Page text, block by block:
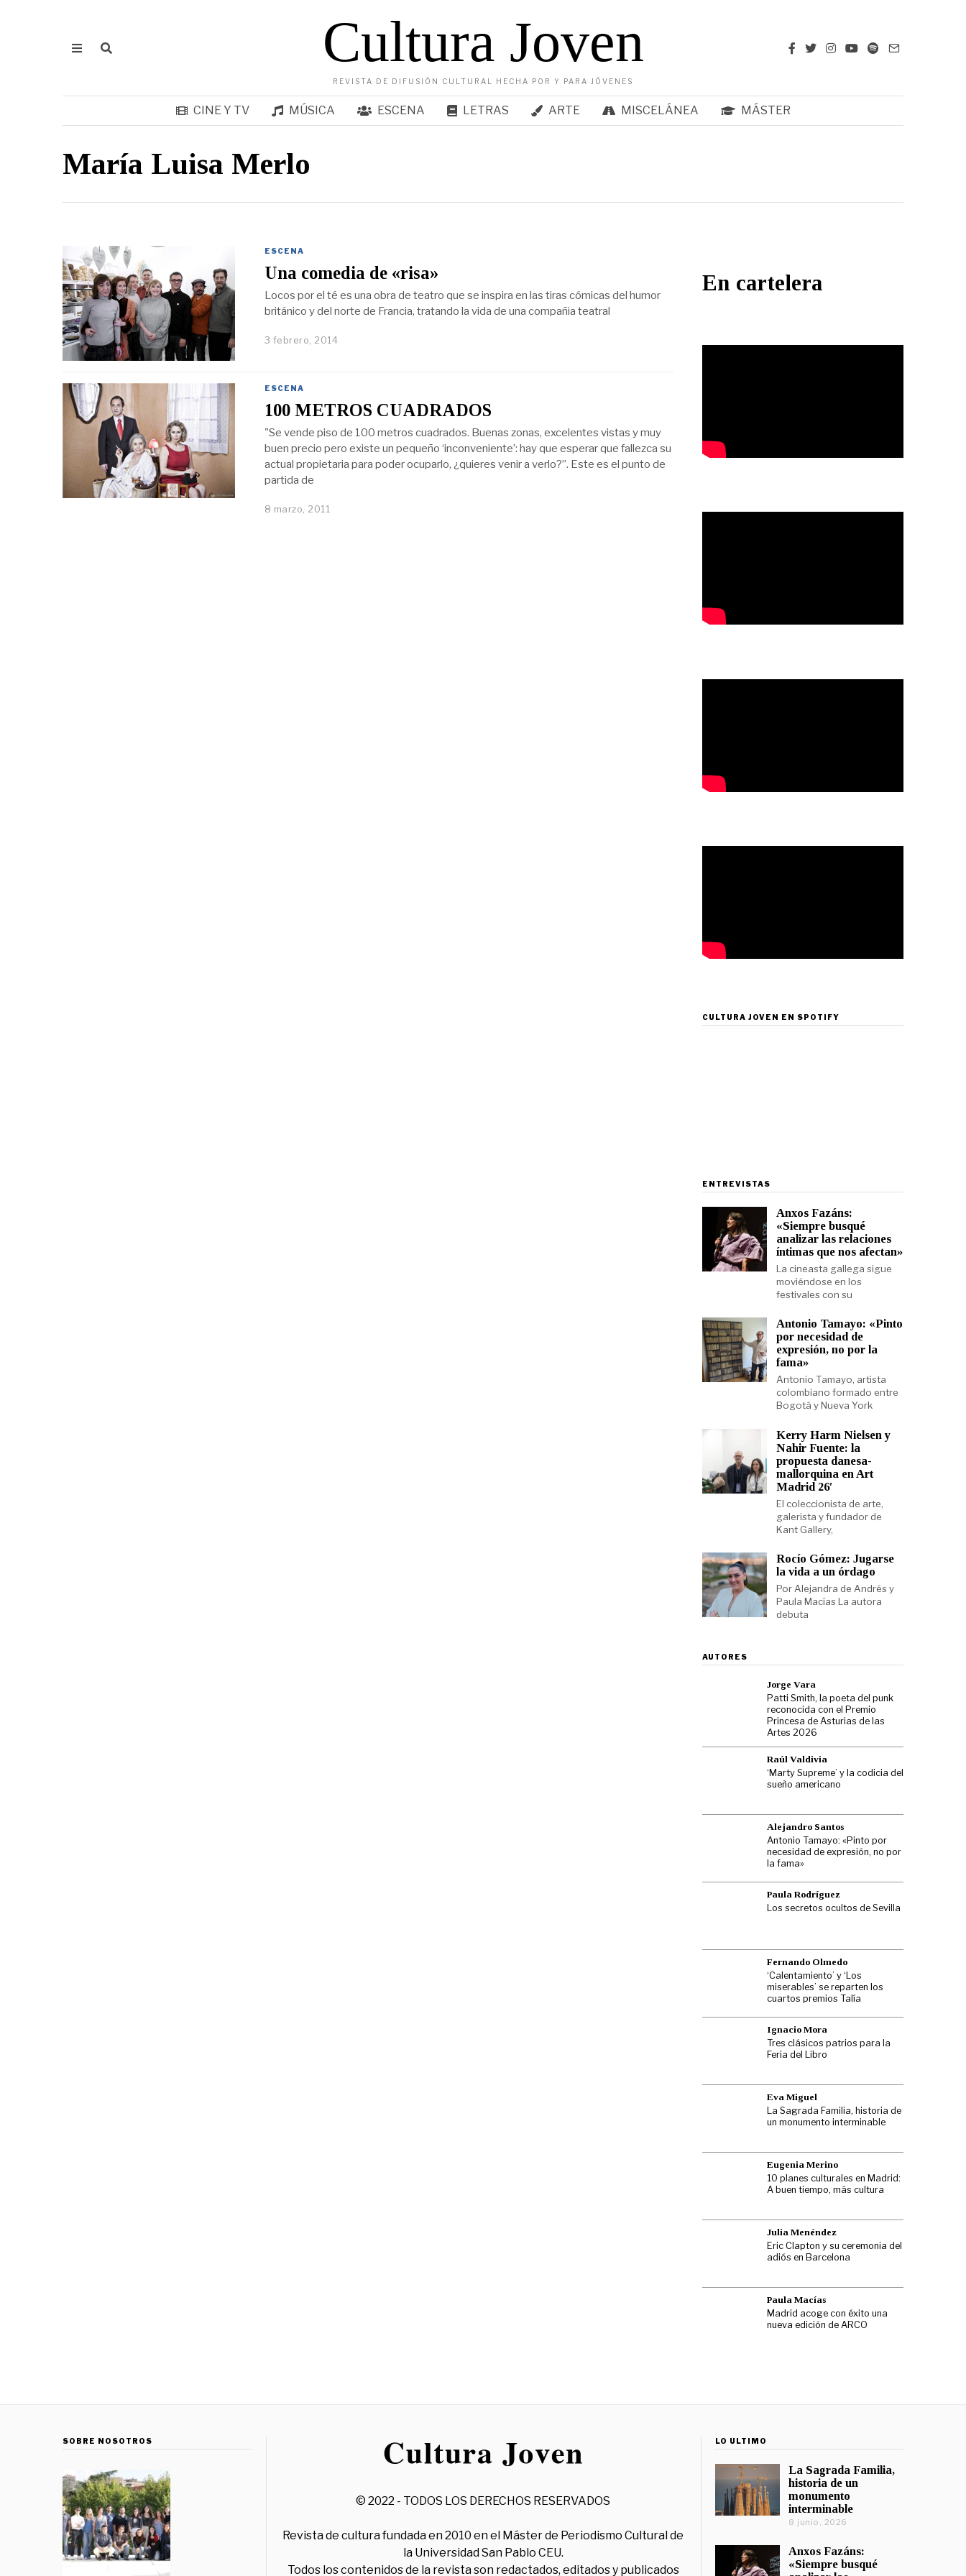
Cultura Joven
REVISTA DE DIFUSIÓN CULTURAL HECHA POR Y PARA JÓVENES
CINE Y TV MÚSICA ESCENA LETRAS ARTE MISCELÁNEA MÁSTER
María Luisa Merlo
ESCENA
Una comedia de «risa»
Locos por el té es una obra de teatro que se inspira en las tiras cómicas del humor
británico y del norte de Francia, tratando la vida de una compañia teatral
3 febrero, 2014
ESCENA
100 METROS CUADRADOS
"Se vende piso de 100 metros cuadrados. Buenas zonas, excelentes vistas y muy
buen precio pero existe un pequeño ‘inconveniente’: hay que esperar que fallezca su
actual propietaria para poder ocuparlo, ¿quieres venir a verlo?”. Este es el punto de
partida de
8 marzo, 2011
En cartelera
CULTURA JOVEN EN SPOTIFY
ENTREVISTAS
Anxos Fazáns:
«Siempre busqué
analizar las relaciones
íntimas que nos afectan»
La cineasta gallega sigue
moviéndose en los
festivales con su
Antonio Tamayo: «Pinto
por necesidad de
expresión, no por la
fama»
Antonio Tamayo, artista
colombiano formado entre
Bogotá y Nueva York
Kerry Harm Nielsen y
Nahir Fuente: la
propuesta danesa-
mallorquina en Art
Madrid 26′
El coleccionista de arte,
galerista y fundador de
Kant Gallery,
Rocío Gómez: Jugarse
la vida a un órdago
Por Alejandra de Andrés y
Paula Macías La autora
debuta
AUTORES
Jorge Vara
Patti Smith, la poeta del punk
reconocida con el Premio
Princesa de Asturias de las
Artes 2026
Raúl Valdivia
‘Marty Supreme’ y la codicia del
sueño americano
Alejandro Santos
Antonio Tamayo: «Pinto por
necesidad de expresión, no por
la fama»
Paula Rodríguez
Los secretos ocultos de Sevilla
Fernando Olmedo
‘Calentamiento’ y ‘Los
miserables’ se reparten los
cuartos premios Talía
Ignacio Mora
Tres clásicos patrios para la
Feria del Libro
Eva Miguel
La Sagrada Familia, historia de
un monumento interminable
Eugenia Merino
10 planes culturales en Madrid:
A buen tiempo, más cultura
Julia Menéndez
Eric Clapton y su ceremonia del
adiós en Barcelona
Paula Macías
Madrid acoge con éxito una
nueva edición de ARCO
SOBRE NOSOTROS
© 2022 - TODOS LOS DERECHOS RESERVADOS
Revista de cultura fundada en 2010 en el Máster de Periodismo Cultural de
la Universidad San Pablo CEU.
Todos los contenidos de la revista son redactados, editados y publicados
LO ÚLTIMO
La Sagrada Familia,
historia de un
monumento
interminable
8 junio, 2026
Anxos Fazáns:
«Siempre busqué